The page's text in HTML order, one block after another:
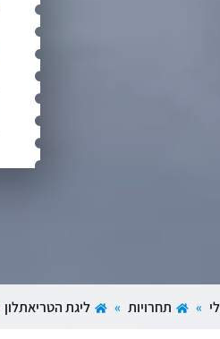
» תחרויות » ליגת הטריאתלון